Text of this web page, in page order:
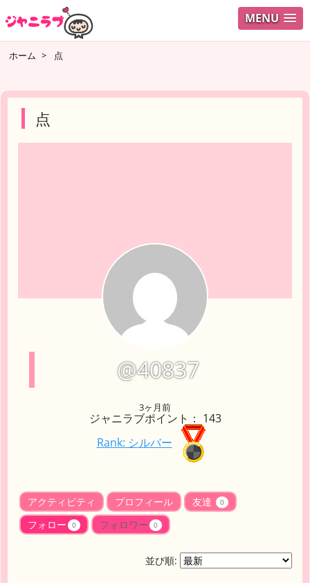
MENU ログイ
ホーム > 点
点
@40837
3ヶ月前
ジャニラブポイント： 143
Rank: シルバー
アクティビティ プロフィール 友達 0
フォロー 0 フォロワー 0
並び順: